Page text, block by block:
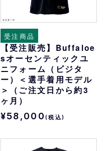
受注商品
【受注販売】Buffaloe
sオーセンティックユ
ニフォーム（ビジタ
ー）＜選手着用モデル
＞（ご注文日から約3
ヶ月）
¥58,000(税込)